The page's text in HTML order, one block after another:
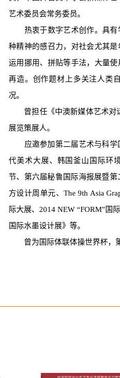
艺术委员会常务委员。
热衷于数字艺术创作。具有
种精神的感召力，对社会尤其
运用挪用、拼贴等手法，大量
再造。创作题材上多关注人类
况。
曾担任《中澳新媒体艺术对
展览策展人。
应邀参加第二届艺术与科学
代美术大展、韩国釜山国际环
节、第六届秘鲁国际海报展暨
方设计周单元、The 9th Asia
际大展、2014 NEW “FORM”国
国际水墨设计展》等。
曾为国际体联体操世界杯，